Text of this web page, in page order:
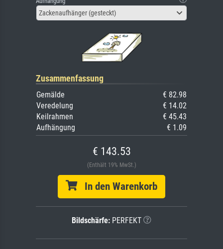
Zackenaufhänger (gesteckt)
Zusammenfassung
Gemälde
€ 82.98
Veredelung
€ 14.02
Keilrahmen
€ 45.43
Aufhängung
€ 1.09
€ 143.53
(Enthält 19% MwSt.)
In den Warenkorb
Bildschärfe: PERFEKT